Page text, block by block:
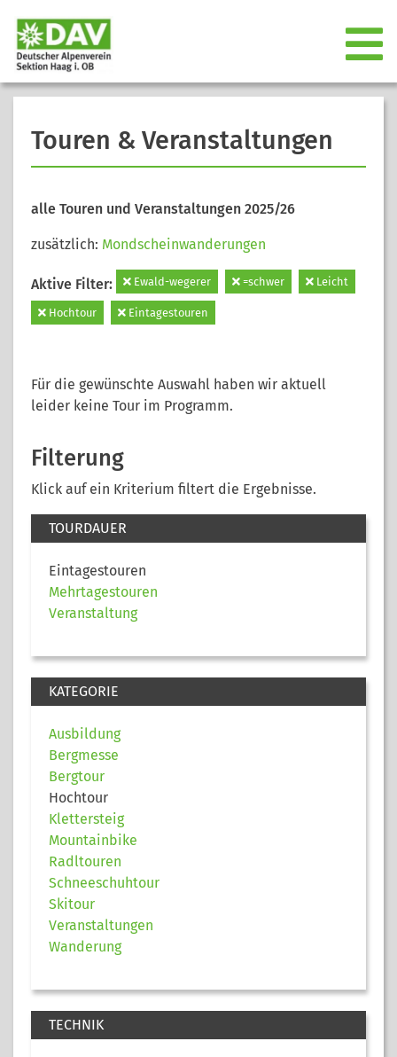
Touren & Veranstaltungen
alle Touren und Veranstaltungen 2025/26
zusätzlich: Mondscheinwanderungen
Aktive Filter: Ewald-wegerer =schwer Leicht
Hochtour Eintagestouren
Für die gewünschte Auswahl haben wir aktuell
leider keine Tour im Programm.
Filterung
Klick auf ein Kriterium filtert die Ergebnisse.
TOURDAUER
Eintagestouren
Mehrtagestouren
Veranstaltung
KATEGORIE
Ausbildung
Bergmesse
Bergtour
Hochtour
Klettersteig
Mountainbike
Radltouren
Schneeschuhtour
Skitour
Veranstaltungen
Wanderung
TECHNIK